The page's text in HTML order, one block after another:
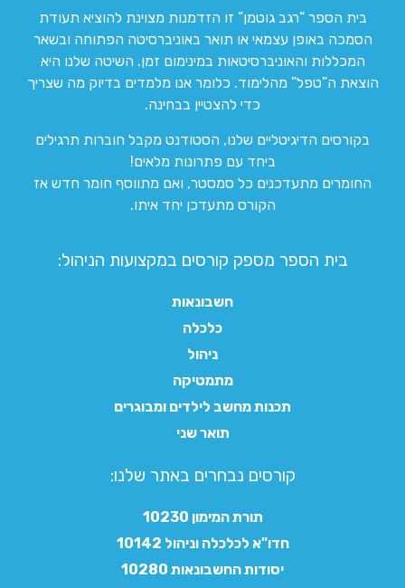
בית הספר “רגב גוטמן” זו הזדמנות מצוינת להוציא תעודת
הסמכה באופן עצמאי או תואר באוניברסיטה הפתוחה ובשאר
המכללות והאוניברסיטאות במינימום זמן. השיטה שלנו היא
הוצאת ה”טפל” מהלימוד. כלומר אנו מלמדים בדיוק מה שצריך
כדי להצטיין בבחינה.
בקורסים הדיגיטליים שלנו, הסטודנט מקבל חוברות תרגילים
ביחד עם פתרונות מלאים!
החומרים מתעדכנים כל סמסטר, ואם מתווסף חומר חדש אז
הקורס מתעדכן יחד איתו.
בית הספר מספק קורסים במקצועות הניהול:
חשבונאות
כלכלה
ניהול
מתמטיקה
תכנות מחשב לילדים ומבוגרים
תואר שני
קורסים נבחרים באתר שלנו:​
תורת המימון 10230
חדו"א לכלכלה וניהול 10142
יסודות החשבונאות 10280